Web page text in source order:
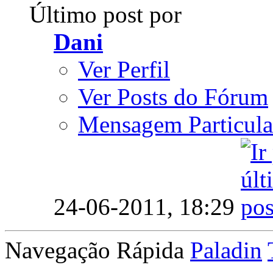
Último post por
Dani
Ver Perfil
Ver Posts do Fórum
Mensagem
24-06-2011, 18:29
Navegação Rápida Paladin